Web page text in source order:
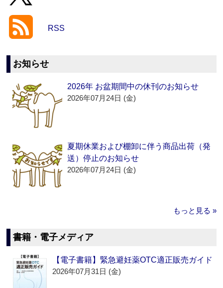
RSS
お知らせ
2026年 お盆期間中の休刊のお知らせ
2026年07月24日 (金)
夏期休業および棚卸に伴う商品出荷（発
送）停止のお知らせ
2026年07月24日 (金)
もっと見る »
書籍・電子メディア
【電子書籍】緊急避妊薬OTC適正販売ガイド
2026年07月31日 (金)